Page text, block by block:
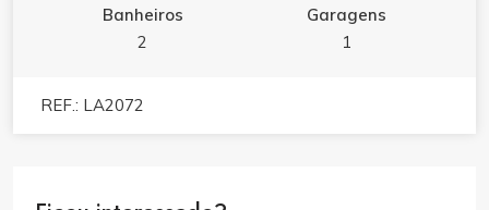
Banheiros
2
Garagens
1
REF.: LA2072